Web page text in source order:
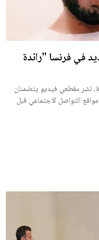
في فرنسا "رائدة
نشر مقطعي فيديو يتضمنان
التواصل الاجتماعي قبل